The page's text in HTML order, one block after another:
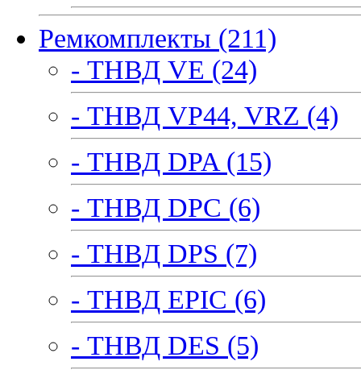
Ремкомплекты (211)
- ТНВД VE (24)
- ТНВД VP44, VRZ (4)
- ТНВД DPA (15)
- ТНВД DPC (6)
- ТНВД DPS (7)
- ТНВД EPIC (6)
- ТНВД DES (5)